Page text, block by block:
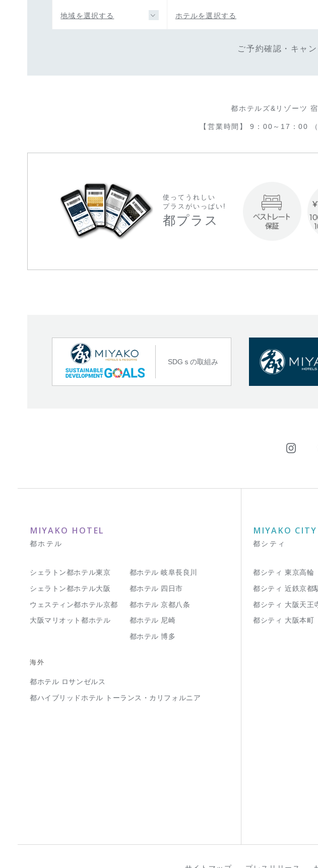
地域を選択する ホテルを選択する
ご予約確認・キャ
都ホテルズ&リゾーツ
【営業時間】9：00～17：00
使ってうれしい
プラスがいっぱい!
都プラス
SDGｓの取組み
MIYAKO HOTEL
都ホテル
シェラトン都ホテル東京
シェラトン都ホテル大阪
ウェスティン都ホテル京都
大阪マリオット都ホテル
都ホテル 岐阜長良川
都ホテル 四日市
都ホテル 京都八条
都ホテル 尼崎
都ホテル 博多
海外
都ホテル ロサンゼルス
都ハイブリッドホテル トーランス・カリフォルニア
MIYAKO CITY
都シティ
都シティ 東京高輪
都シティ 近鉄京都
都シティ 大阪天王
都シティ 大阪本町